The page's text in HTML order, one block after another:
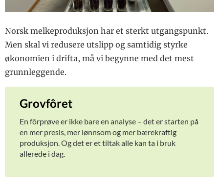
Norsk melkeproduksjon har et sterkt utgangspunkt.
Men skal vi redusere utslipp og samtidig styrke
økonomien i drifta, må vi begynne med det mest
grunnleggende.
Grovfôret
En fôrprøve er ikke bare en analyse – det er starten på
en mer presis, mer lønnsom og mer bærekraftig
produksjon. Og det er et tiltak alle kan ta i bruk
allerede i dag.